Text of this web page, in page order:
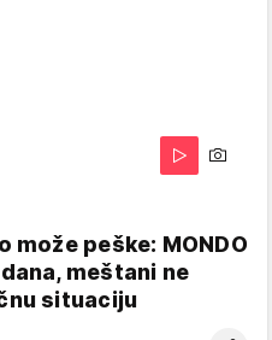
može peške: MONDO
meštani ne
situaciju